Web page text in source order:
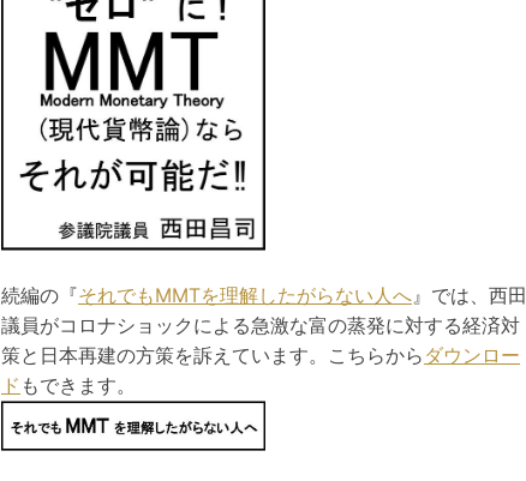
続編の『それでもMMTを理解したがらない人へ 』では、西田
議員がコロナショックによる急激な富の蒸発に対する経済対
策と日本再建の方策を訴えています。こちらから ダウンロー
ド もできます。